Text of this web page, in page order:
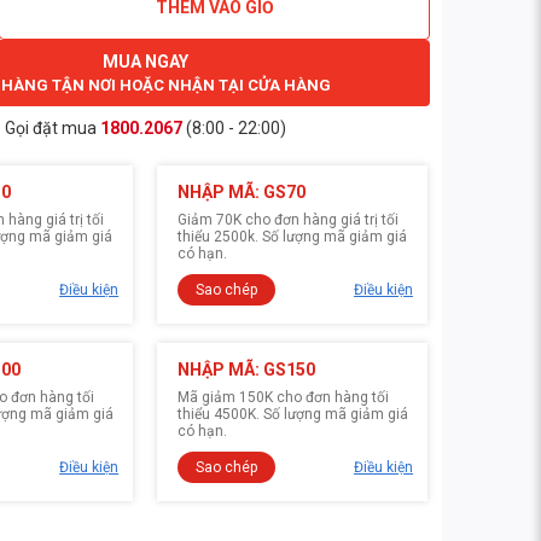
THÊM VÀO GIỎ
MUA NGAY
TẬN NƠI HOẶC NHẬN TẠI CỬA HÀNG
Gọi đặt mua 1800.2067(8:00 - 22:00)
hàng giá trị tối
mã giảm giá
Điều kiện
NHẬP MÃ: GS70
Giảm 70K cho đơn hàng giá trị tối
thiểu 2500k. Số lượng mã giảm giá
có hạn.
Sao chép Điều kiện
đơn hàng tối
mã giảm giá
Điều kiện
NHẬP MÃ: GS150
Mã giảm 150K cho đơn hàng tối
thiểu 4500K. Số lượng mã giảm giá
có hạn.
Sao chép Điều kiện